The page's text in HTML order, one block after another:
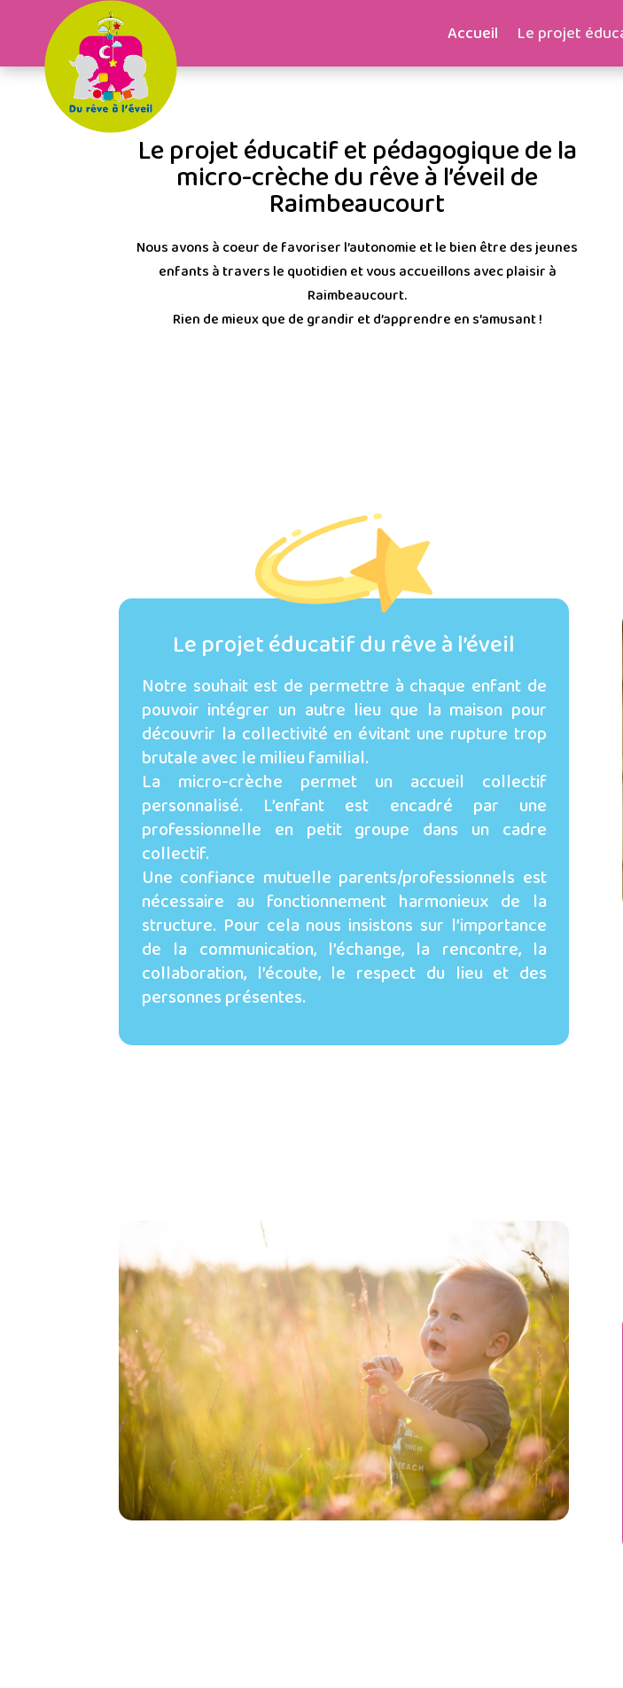
Accueil Le projet
Le projet éducatif et pédagogique de la
micro-crèche du rêve à l’éveil de
Raimbeaucourt
Nous avons à coeur de favoriser l’autonomie et le bien être des jeunes
enfants à travers le quotidien et vous accueillons avec plaisir à
Raimbeaucourt.
Rien de mieux que de grandir et d’apprendre en s’amusant !
Le projet éducatif du rêve à l’éveil
Notre souhait est de permettre à chaque enfant de
pouvoir intégrer un autre lieu que la maison pour
découvrir la collectivité en évitant une rupture trop
brutale avec le milieu familial.
La micro-crèche permet un accueil collectif
personnalisé. L’enfant est encadré par une
professionnelle en petit groupe dans un cadre
collectif.
Une confiance mutuelle parents/professionnels est
nécessaire au fonctionnement harmonieux de la
structure. Pour cela nous insistons sur l’importance
de la communication, l’échange, la rencontre, la
collaboration, l’écoute, le respect du lieu et des
personnes présentes.